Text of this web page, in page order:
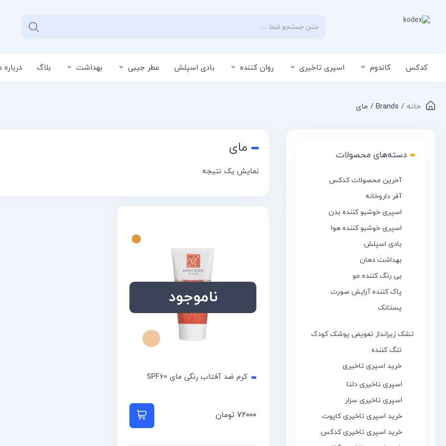
سبد خرید شما کدکس کاندوم اسپری تاخیری روان کننده بادی اسپلش عطر جیبی بهداشت بلاگ درباره
خانه / Brands / مای
مای
نمایش یک نتیجه
ناموجود
کرم ضد آفتاب رنگی مای SPF60
۷۲۰۰۰ تومان
اطلاعات بیشتر
دسته‌های محصولات
آخرین محصولات کدکس
آفر داروخانه
اسپری خوشبو کننده بدن
اسپری خوشبو کننده هوا
بادی اسپلش
بهداشت دهان
بی رنگ کننده مو
پاک کننده آرایش صورت
پستانک
تشک زیرانداز تعویض پوشک کودک
تنگ کننده
خرید اسپری تاخیری
اسپری تاخیری دلتا
اسپری تاخیری سزار
خرید اسپری تاخیری کاپوت
خرید اسپری تاخیری کدکس